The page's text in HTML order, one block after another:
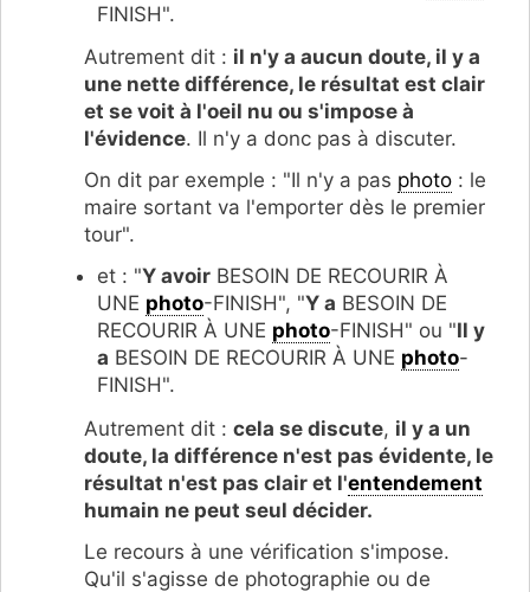
FINISH".
Autrement dit : il n'y a aucun doute, il y a
une nette différence, le résultat est clair
et se voit à l'oeil nu ou s'impose à
l'évidence. Il n'y a donc pas à discuter.
On dit par exemple : "Il n'y a pas photo : le
maire sortant va l'emporter dès le premier
tour".
et : "Y avoir BESOIN DE RECOURIR À
UNE photo-FINISH", "Y a BESOIN DE
RECOURIR À UNE photo-FINISH" ou "Il y
a BESOIN DE RECOURIR À UNE photo-
FINISH".
Autrement dit : cela se discute, il y a un
doute, la différence n'est pas évidente, le
résultat n'est pas clair et l'entendement
humain ne peut seul décider.
Le recours à une vérification s'impose.
Qu'il s'agisse de photographie ou de